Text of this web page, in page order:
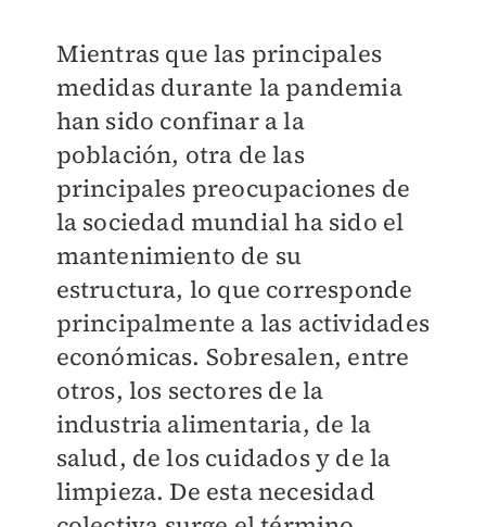
Mientras que las principales
medidas durante la pandemia
han sido confinar a la
población, otra de las
principales preocupaciones de
la sociedad mundial ha sido el
mantenimiento de su
estructura, lo que corresponde
principalmente a las actividades
económicas. Sobresalen, entre
otros, los sectores de la
industria alimentaria, de la
salud, de los cuidados y de la
limpieza. De esta necesidad